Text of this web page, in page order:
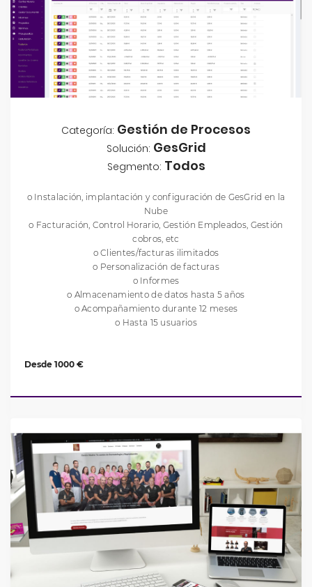
Categoría: Gestión de Procesos
Solución: GesGrid
Segmento: Todos
o Instalación, implantación y configuración de GesGrid en la
Nube
o Facturación, Control Horario, Gestión Empleados, Gestión
cobros, etc
o Clientes/facturas ilimitados
o Personalización de facturas
o Informes
o Almacenamiento de datos hasta 5 años
o Acompañamiento durante 12 meses
o Hasta 15 usuarios
Desde 1000 €